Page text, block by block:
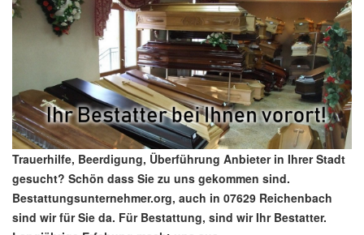
Trauerhilfe, Beerdigung, Überführung Anbieter in Ihrer Stadt
gesucht? Schön dass Sie zu uns gekommen sind.
Bestattungsunternehmer.org, auch in 07629 Reichenbach
sind wir für Sie da. Für Bestattung, sind wir Ihr Bestatter.